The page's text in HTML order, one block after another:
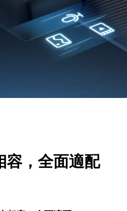
容，全面適配